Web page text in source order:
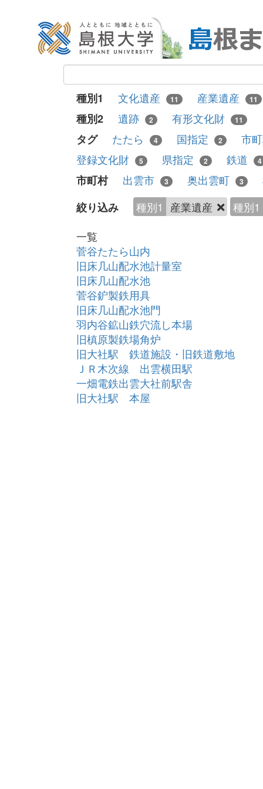
種別1 文化遺産 11 産業遺産 11
種別2 遺跡 2 有形文化財 11
タグ たたら 4 国指定 2
市
登録文化財
5 県指定 2 鉄道 4
市町村 出雲市 3 奥出雲町 3
絞り込み
種別1 産業遺産
種別1
一覧
菅谷たたら山内
旧床几山配水池計量室
旧床几山配水池
菅谷鈩製鉄用具
旧床几山配水池門
羽内谷鉱山鉄穴流し本場
旧槙原製鉄場角炉
旧大社駅 鉄道施設・旧鉄道敷地
ＪＲ木次線 出雲横田駅
一畑電鉄出雲大社前駅舎
旧大社駅 本屋